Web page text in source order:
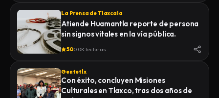
MIENTRAS ERA TRASLADADO POR
ELEMENTOS DE LA POLICÍA MUNICIPAL
DE SAN PABLO DEL MONTE AL
INSTITUTO DE CIENCIAS FORENSES
CERTIFICADO MÉDICO
CORRESPONDIENTE
La Prensa de Tlaxcala
Atiende Huamantla reporte de persona
sin signos vitales en la vía pública.
500.0K lecturas
Gentetlx
Con éxito, concluyen Misiones
Culturales en Tlaxco, tras dos años de